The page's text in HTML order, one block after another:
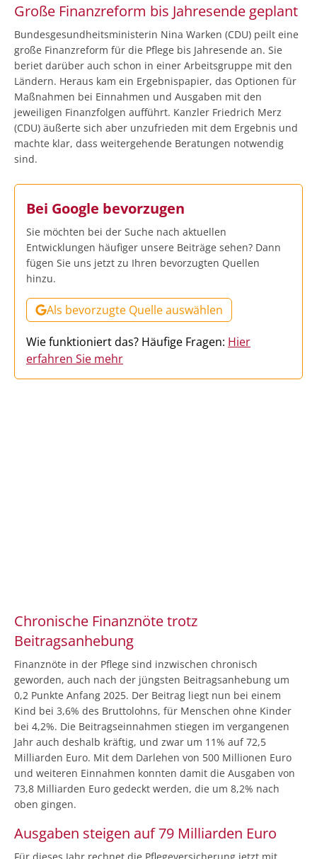
Große Finanzreform bis Jahresende geplant
Bundesgesundheitsministerin Nina Warken (CDU) peilt eine
große Finanzreform für die Pflege bis Jahresende an. Sie
beriet darüber auch schon in einer Arbeitsgruppe mit den
Ländern. Heraus kam ein Ergebnispapier, das Optionen für
Maßnahmen bei Einnahmen und Ausgaben mit den
jeweiligen Finanzfolgen aufführt. Kanzler Friedrich Merz
(CDU) äußerte sich aber unzufrieden mit dem Ergebnis und
machte klar, dass weitergehende Beratungen notwendig
sind.
Bei Google bevorzugen
Sie möchten bei der Suche nach aktuellen
Entwicklungen häufiger unsere Beiträge sehen? Dann
fügen Sie uns jetzt zu Ihren bevorzugten Quellen
hinzu.
Als bevorzugte Quelle auswählen
Wie funktioniert das? Häufige Fragen: Hier
erfahren Sie mehr
Chronische Finanznöte trotz
Beitragsanhebung
Finanznöte in der Pflege sind inzwischen chronisch
geworden, auch nach der jüngsten Beitragsanhebung um
0,2 Punkte Anfang 2025. Der Beitrag liegt nun bei einem
Kind bei 3,6% des Bruttolohns, für Menschen ohne Kinder
bei 4,2%. Die Beitragseinnahmen stiegen im vergangenen
Jahr auch deshalb kräftig, und zwar um 11% auf 72,5
Milliarden Euro. Mit dem Darlehen von 500 Millionen Euro
und weiteren Einnahmen konnten damit die Ausgaben von
73,8 Milliarden Euro gedeckt werden, die um 8,2% nach
oben gingen.
Ausgaben steigen auf 79 Milliarden Euro
Für dieses Jahr rechnet die Pflegeversicherung jetzt mit